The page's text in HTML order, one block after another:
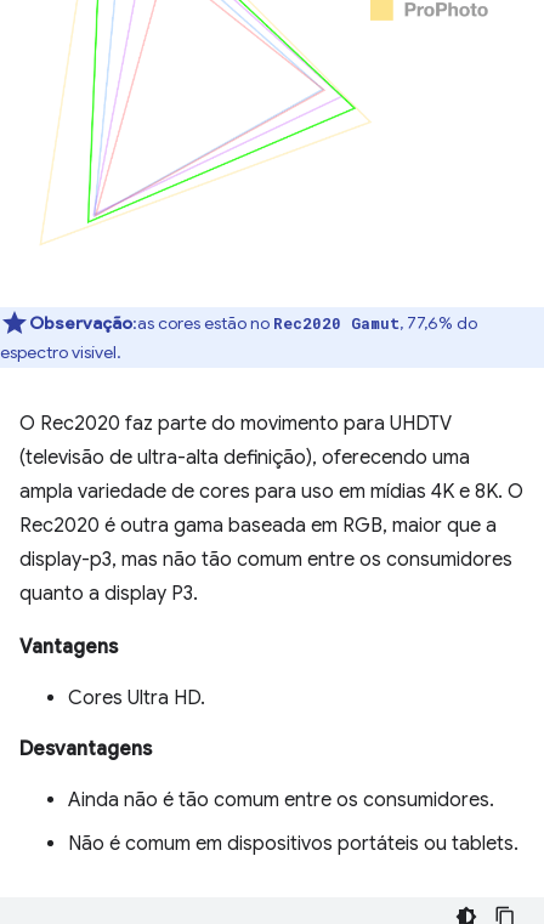
Observação:as cores estão no Rec2020 Gamut, 77,6% do
espectro visível.
O Rec2020 faz parte do movimento para UHDTV
(televisão de ultra-alta definição), oferecendo uma
ampla variedade de cores para uso em mídias 4K e 8K. O
Rec2020 é outra gama baseada em RGB, maior que a
display-p3, mas não tão comum entre os consumidores
quanto a display P3.
Vantagens
Cores Ultra HD.
Desvantagens
Ainda não é tão comum entre os consumidores.
Não é comum em dispositivos portáteis ou tablets.